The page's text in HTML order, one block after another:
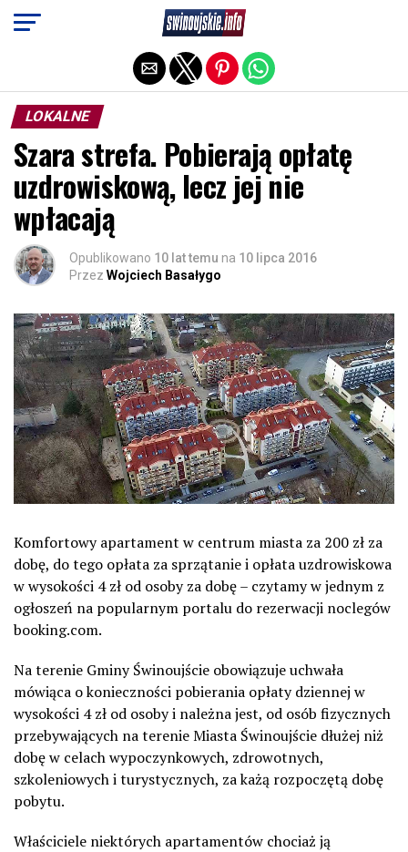
LOKALNE
Szara strefa. Pobierają opłatę
uzdrowiskową, lecz jej nie
wpłacają
Opublikowano 10 lat temu na 10 lipca 2016
Przez Wojciech Basałygo
Komfortowy apartament w centrum miasta za 200 zł za
dobę, do tego opłata za sprzątanie i opłata uzdrowiskowa
w wysokości 4 zł od osoby za dobę – czytamy w jednym z
ogłoszeń na popularnym portalu do rezerwacji noclegów
booking.com.
Na terenie Gminy Świnoujście obowiązuje uchwała
mówiąca o konieczności pobierania opłaty dziennej w
wysokości 4 zł od osoby i należna jest, od osób fizycznych
przebywających na terenie Miasta Świnoujście dłużej niż
dobę w celach wypoczynkowych, zdrowotnych,
szkoleniowych i turystycznych, za każą rozpoczętą dobę
pobytu.
Właściciele niektórych apartamentów chociaż ją
Exit mobile version